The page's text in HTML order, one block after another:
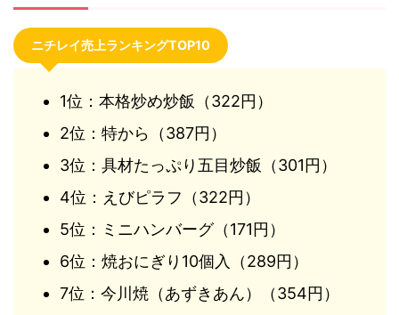
ニチレイ売上ランキングTOP10
1位：本格炒め炒飯（322円）
2位：特から（387円）
3位：具材たっぷり五目炒飯（301円）
4位：えびピラフ（322円）
5位：ミニハンバーグ（171円）
6位：焼おにぎり10個入（289円）
7位：今川焼（あずきあん）（354円）